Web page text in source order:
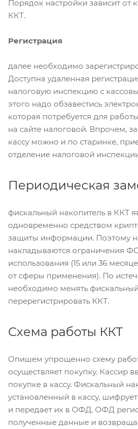
Порядок настройки зависит от
ККТ.
Регистрация
далее необходимо
Доступна удаленная
налоговую инспекцию с
этого надо обзавестись
которая потребуется для
на сайте налоговой. Впрочем,
кассу можно и по старинке,
отделение налоговой
Периодическая
фискальный накопитель в ККТ
одновременно средством
защиты информации. Поэтому
накладываются ограничения
использования (15 или 36
от сферы применения). По
необходимо менять
перерегистрировать ККТ.
Схема работы ККТ
Опишем упрощенно схему
осуществляет покупку. Кассир
покупке в кассу. Фискальный
установленный в кассу,
и передает их в ОФД. ОФД
полученные данные и